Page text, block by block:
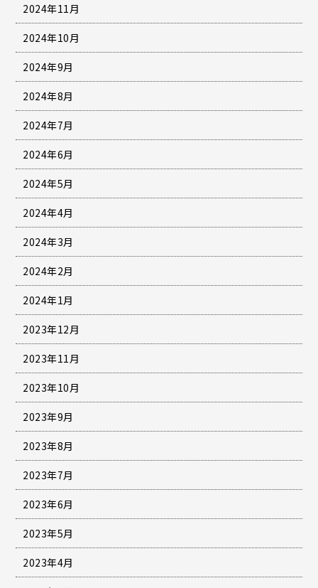
2024年11月
2024年10月
2024年9月
2024年8月
2024年7月
2024年6月
2024年5月
2024年4月
2024年3月
2024年2月
2024年1月
2023年12月
2023年11月
2023年10月
2023年9月
2023年8月
2023年7月
2023年6月
2023年5月
2023年4月